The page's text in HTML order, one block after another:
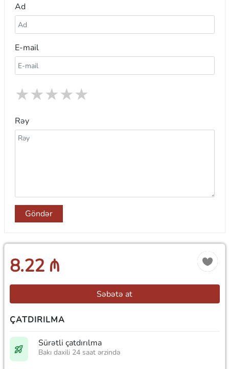
Ad
E-mail
★
★
★
★
★
Rəy
Göndər
8.22 ₼
Səbətə at
ÇATDIRILMA
Sürətli çatdırılma
Bakı daxili 24 saat ərzində